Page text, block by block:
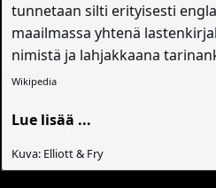
tunnetaan silti erityisesti
maailmassa yhtenä
nimistä ja lahjakkaana
Wikipedia
Lue lisää ...
Kuva: Elliott & Fry